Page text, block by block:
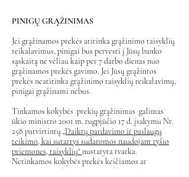
PINIGŲ GRĄŽINIMAS
Jei grąžinamos prekės atitinka grąžinimo taisyklių
reikalavimus, pinigai bus pervesti į Jūsų banko
sąskaitą ne vėliau kaip per 7 darbo dienas nuo
grąžinamos prekės gavimo. Jei Jūsų grąžintos
prekės neatitinka grąžinimo taisyklių reikalavimų,
pinigai grąžinami nebus.
Tinkamos kokybės prekių grąžinimas galimas
ūkio ministro 2001 m. rugpjūčio 17 d. įsakymu Nr.
258 patvirtintų„Daiktų pardavimo ir paslaugų
teikimo, kai sutartys sudaromos naudojant ryšio
priemones, taisyklių“nustatyta tvarka.
Netinkamos kokybės prekės keičiamos ar
grąžinamos, vadovaujantis
„Daiktų grąžinimo ir